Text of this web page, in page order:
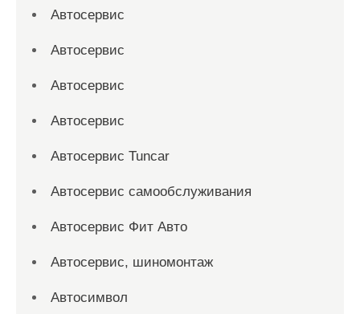
Автосервис
Автосервис
Автосервис
Автосервис
Автосервис Tuncar
Автосервис самообслуживания
Автосервис Фит Авто
Автосервис, шиномонтаж
Автосимвол